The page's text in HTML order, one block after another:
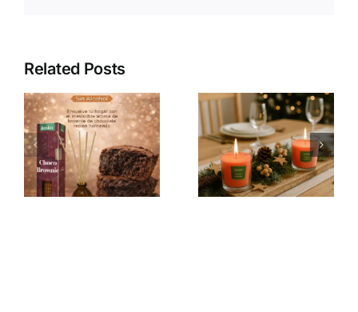
Related Posts
La magie
des
bougies
parfumées
le mois de
novembre
avec les
Champs de
Provence